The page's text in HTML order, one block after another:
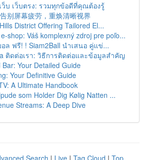
ว็บ เว็บตรง: รวมทุกข้อดีที่คุณต้องรู้
别屏幕疲劳，重焕清晰视界
District Offering Tailored El...
shop: Váš komplexný zdroj pre poľo...
ล ฟรี! ! Siam2Ball นำเสนอ คู่แข่...
ติดต่อเรา: วิธีการติดต่อและข้อมูลสำคัญ
Bar: Your Detailed Guide
Your Definitive Guide
A Ultimate Handbook
som Holder Dig Kølig Natten ...
Streams: A Deep Dive
Search | Live | Tag Cloud | Top